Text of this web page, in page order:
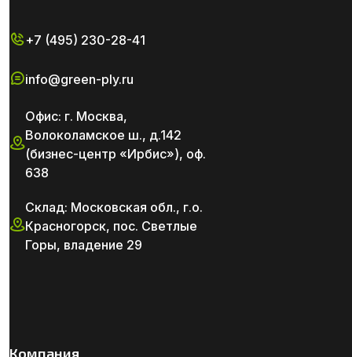
+7 (495) 230-28-41
info@green-ply.ru
Офис: г. Москва,
Волоколамское ш., д.142
(бизнес-центр «Ирбис»), оф.
638
Склад: Московская обл., г.о.
Красногорск, пос. Светлые
Горы, владение 29
Компания